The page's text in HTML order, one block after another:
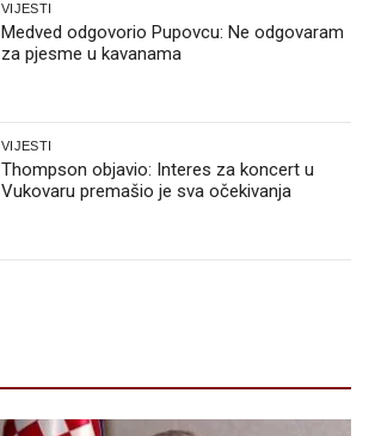
VIJESTI
Medved odgovorio Pupovcu: Ne odgovaram
za pjesme u kavanama
VIJESTI
Thompson objavio: Interes za koncert u
Vukovaru premašio je sva očekivanja